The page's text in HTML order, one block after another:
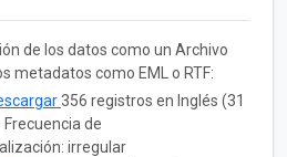
de los datos como un Archivo
metadatos como EML o RTF:
356 registros en Inglés (31
Frecuencia de
irregular